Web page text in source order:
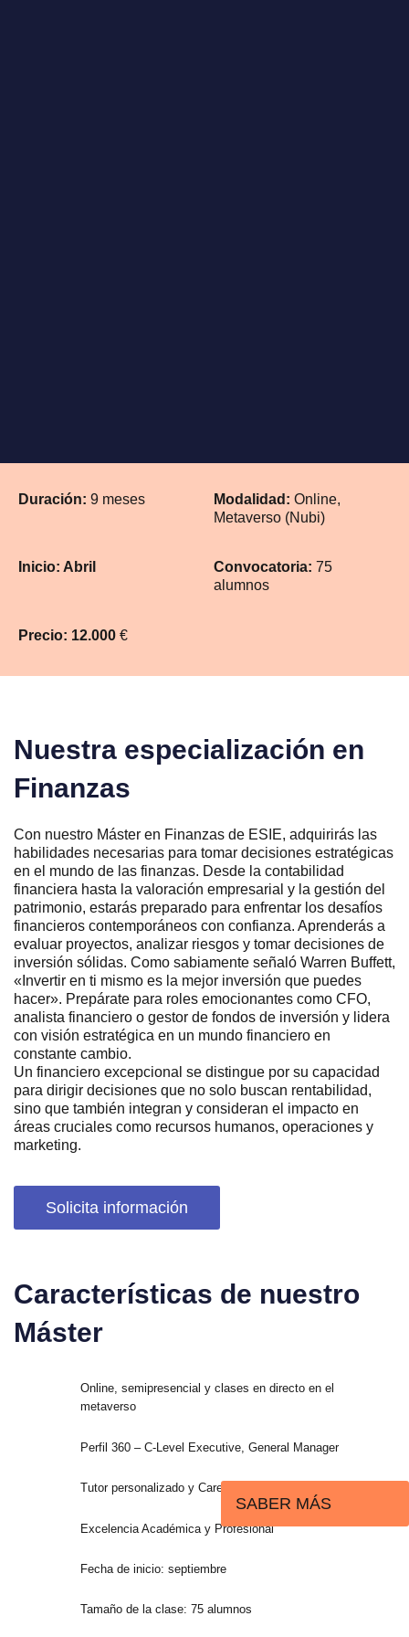
Duración: 9 meses Modalidad: Online,
Metaverso (Nubi)
Inicio: Abril Convocatoria: 75
alumnos
Precio: 12.000 €
Nuestra especialización en
Finanzas
Con nuestro Máster en Finanzas de ESIE, adquirirás las
habilidades necesarias para tomar decisiones estratégicas
en el mundo de las finanzas. Desde la contabilidad
financiera hasta la valoración empresarial y la gestión del
patrimonio, estarás preparado para enfrentar los desafíos
financieros contemporáneos con confianza. Aprenderás a
evaluar proyectos, analizar riesgos y tomar decisiones de
inversión sólidas. Como sabiamente señaló Warren Buffett,
«Invertir en ti mismo es la mejor inversión que puedes
hacer». Prepárate para roles emocionantes como CFO,
analista financiero o gestor de fondos de inversión y lidera
con visión estratégica en un mundo financiero en
constante cambio.
Un financiero excepcional se distingue por su capacidad
para dirigir decisiones que no solo buscan rentabilidad,
sino que también integran y consideran el impacto en
áreas cruciales como recursos humanos, operaciones y
marketing.
Solicita información
Características de nuestro
Máster
Online, semipresencial y clases en directo en el
metaverso
Perfil 360 – C-Level Executive, General Manager
Tutor personalizado y Career services
Excelencia Académica y Profesional
Fecha de inicio: septiembre
Tamaño de la clase: 75 alumnos
SABER MÁS